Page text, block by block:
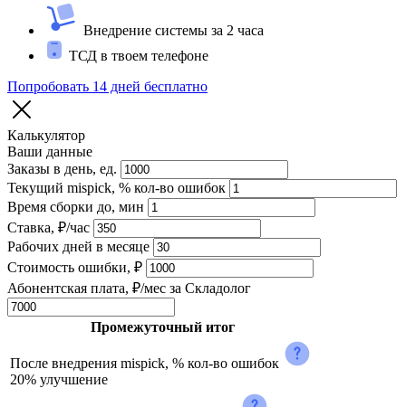
Внедрение системы за 2 часа
ТСД в твоем телефоне
Попробовать 14 дней бесплатно
Калькулятор
Ваши данные
Заказы в день, ед.
Текущий mispick, % кол-во ошибок
Время сборки до, мин
Ставка, ₽/час
Рабочих дней в месяце
Стоимость ошибки, ₽
Абонентская плата, ₽/мес за Складолог
Промежуточный итог
После внедрения mispick, % кол-во ошибок
20% улучшение